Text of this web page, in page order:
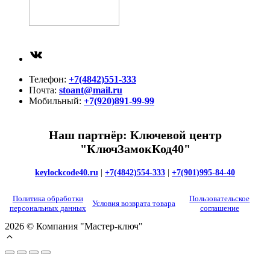
Телефон: +7(4842)551-333
Почта: stoant@mail.ru
Мобильный: +7(920)891-99-99
Наш партнёр: Ключевой центр
"КлючЗамокКод40"
keylockcode40.ru +7(4842)554-333 +7(901)995-84-40
Политика обработки
персональных данных
Условия возврата товара
Пользовательское
соглашение
2026 © Компания "Мастер-ключ"